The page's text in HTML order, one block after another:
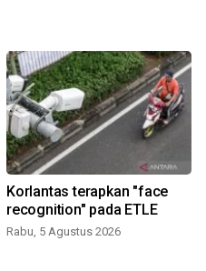
Korlantas terapkan "face
recognition" pada ETLE
Rabu, 5 Agustus 2026